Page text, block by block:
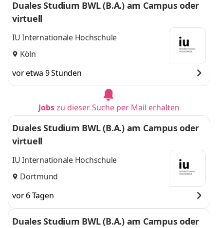
Duales Studium BWL (B.A.) am Campus oder
virtuell
IU Internationale Hochschule
Köln
vor etwa 9 Stunden
Jobszu dieser Suche per Mail erhalten
Duales Studium BWL (B.A.) am Campus oder
virtuell
IU Internationale Hochschule
Dortmund
vor 6 Tagen
Duales Studium BWL (B.A.) am Campus oder